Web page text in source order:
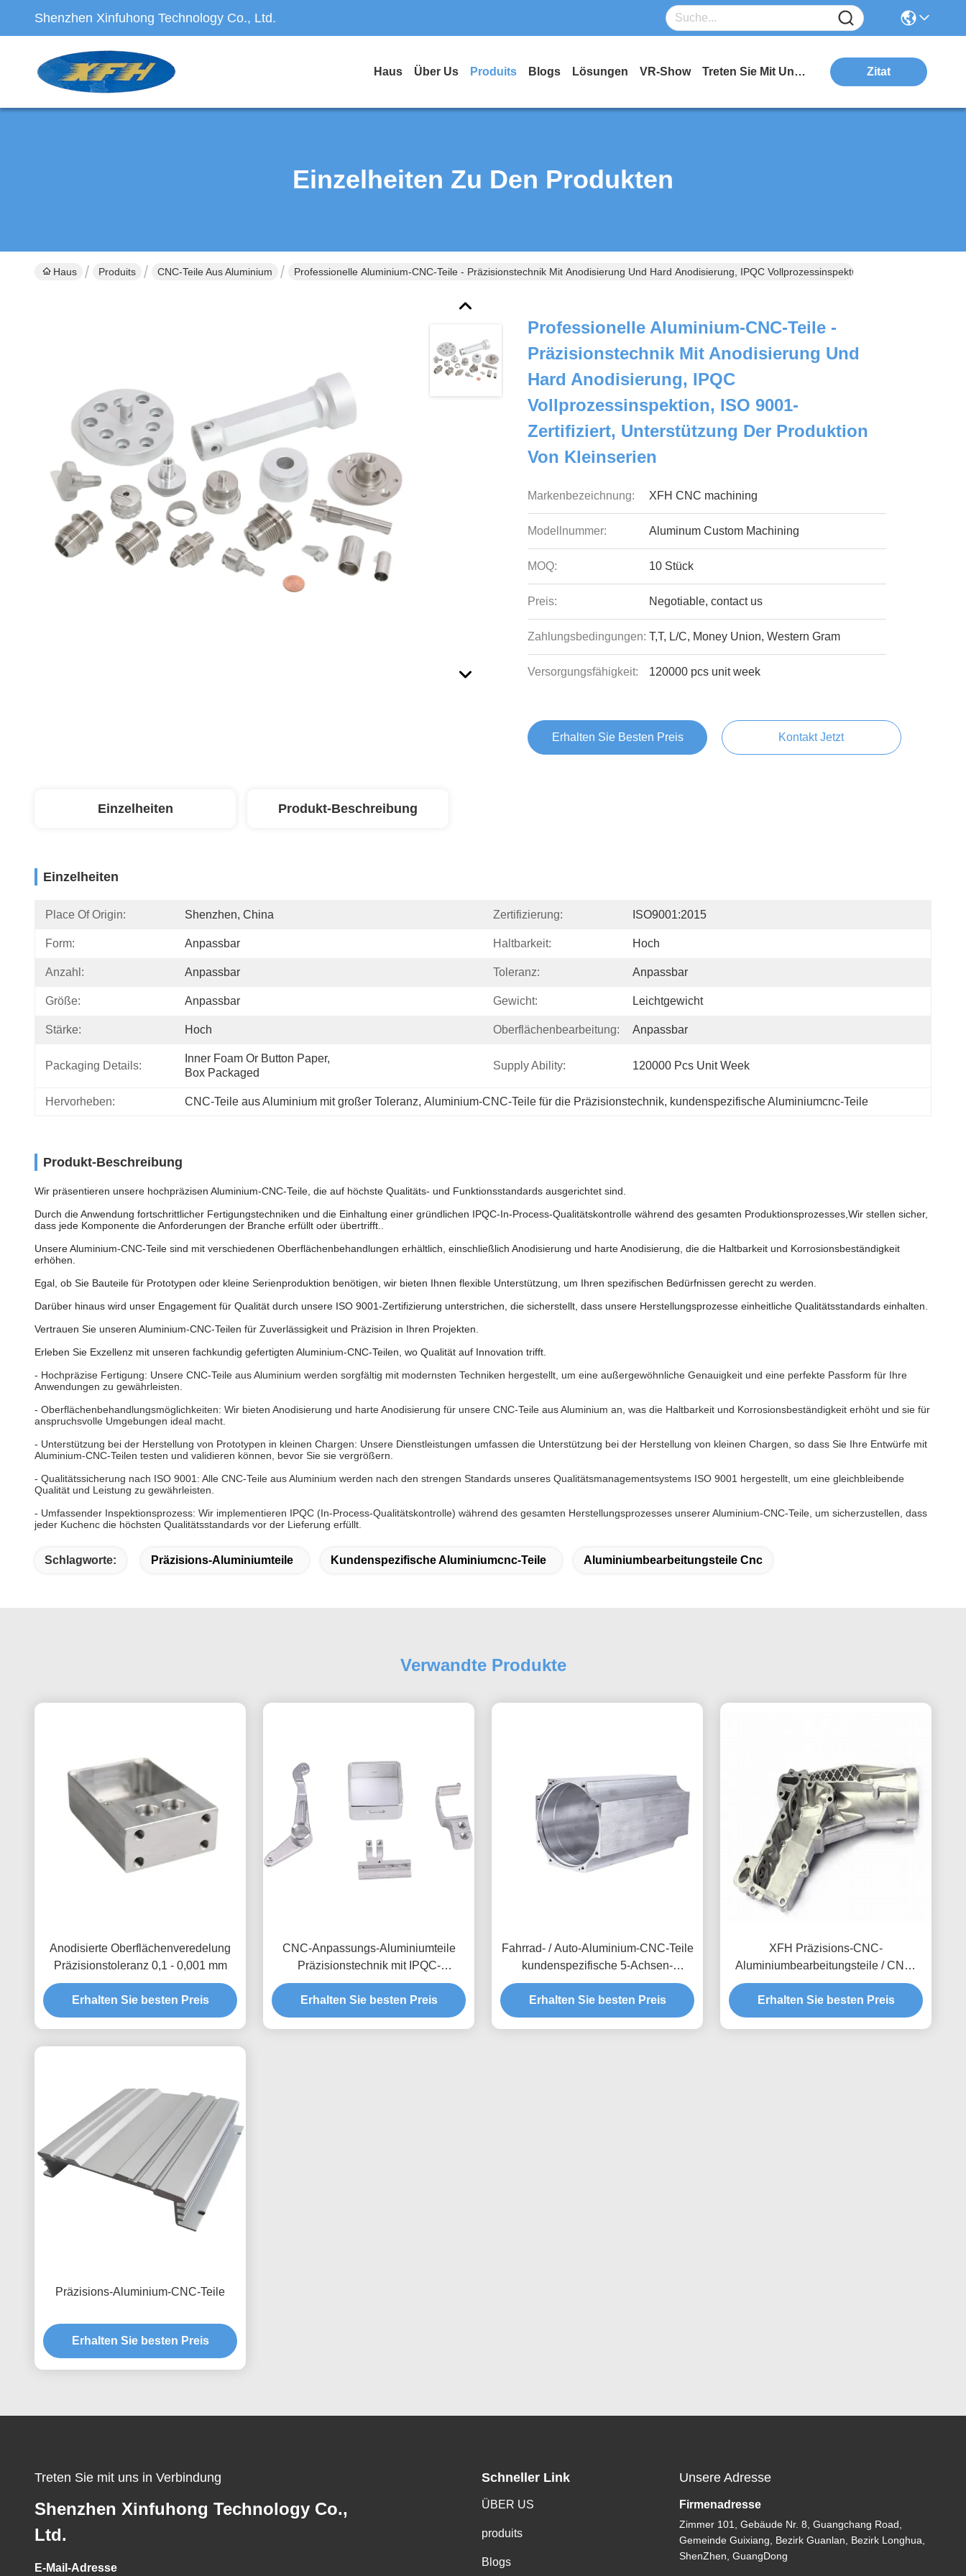
Shenzhen Xinfuhong Technology Co., Ltd.
Haus Über Us Produits Blogs Lösungen VR-Show Treten Sie Mit Uns In Verbindung Zitat
Einzelheiten Zu Den Produkten
Haus Produits CNC-Teile Aus Aluminium Professionelle Aluminium-CNC-Teile - Präzisionstechnik Mit Anodisierung Und Hard Anodisierung, IPQC Vollprozessinspektion, ISO 9001-
Professionelle Aluminium-CNC-Teile -
Präzisionstechnik Mit Anodisierung Und
Hard Anodisierung, IPQC
Vollprozessinspektion, ISO 9001-
Zertifiziert, Unterstützung Der Produktion
Von Kleinserien
Markenbezeichnung: XFH CNC machining
Modellnummer: Aluminum Custom Machining
MOQ: 10 Stück
Preis: Negotiable, contact us
Zahlungsbedingungen: T,T, L/C, Money Union, Western Gram
Versorgungsfähigkeit: 120000 pcs unit week
Erhalten Sie Besten Preis Kontakt Jetzt
Einzelheiten Produkt-Beschreibung
Einzelheiten
Place Of Origin: Shenzhen, China Zertifizierung: ISO9001:2015
Form: Anpassbar Haltbarkeit: Hoch
Anzahl: Anpassbar Toleranz: Anpassbar
Größe: Anpassbar Gewicht: Leichtgewicht
Stärke: Hoch Oberflächenbearbeitung: Anpassbar
Packaging Details:
Inner Foam Or Button Paper,
Box Packaged
Supply Ability: 120000 Pcs Unit Week
Hervorheben: CNC-Teile aus Aluminium mit großer Toleranz, Aluminium-CNC-Teile für die Präzisionstechnik, kundenspezifische Aluminiumcnc-Teile
Produkt-Beschreibung
Wir präsentieren unsere hochpräzisen Aluminium-CNC-Teile, die auf höchste Qualitäts- und Funktionsstandards ausgerichtet sind.
Durch die Anwendung fortschrittlicher Fertigungstechniken und die Einhaltung einer gründlichen IPQC-In-Process-Qualitätskontrolle während des gesamten Produktionsprozesses,Wir stellen sicher,
dass jede Komponente die Anforderungen der Branche erfüllt oder übertrifft..
Unsere Aluminium-CNC-Teile sind mit verschiedenen Oberflächenbehandlungen erhältlich, einschließlich Anodisierung und harte Anodisierung, die die Haltbarkeit und Korrosionsbeständigkeit
erhöhen.
Egal, ob Sie Bauteile für Prototypen oder kleine Serienproduktion benötigen, wir bieten Ihnen flexible Unterstützung, um Ihren spezifischen Bedürfnissen gerecht zu werden.
Darüber hinaus wird unser Engagement für Qualität durch unsere ISO 9001-Zertifizierung unterstrichen, die sicherstellt, dass unsere Herstellungsprozesse einheitliche Qualitätsstandards einhalten.
Vertrauen Sie unseren Aluminium-CNC-Teilen für Zuverlässigkeit und Präzision in Ihren Projekten.
Erleben Sie Exzellenz mit unseren fachkundig gefertigten Aluminium-CNC-Teilen, wo Qualität auf Innovation trifft.
- Hochpräzise Fertigung: Unsere CNC-Teile aus Aluminium werden sorgfältig mit modernsten Techniken hergestellt, um eine außergewöhnliche Genauigkeit und eine perfekte Passform für Ihre
Anwendungen zu gewährleisten.
- Oberflächenbehandlungsmöglichkeiten: Wir bieten Anodisierung und harte Anodisierung für unsere CNC-Teile aus Aluminium an, was die Haltbarkeit und Korrosionsbeständigkeit erhöht und sie für
anspruchsvolle Umgebungen ideal macht.
- Unterstützung bei der Herstellung von Prototypen in kleinen Chargen: Unsere Dienstleistungen umfassen die Unterstützung bei der Herstellung von kleinen Chargen, so dass Sie Ihre Entwürfe mit
Aluminium-CNC-Teilen testen und validieren können, bevor Sie sie vergrößern.
- Qualitätssicherung nach ISO 9001: Alle CNC-Teile aus Aluminium werden nach den strengen Standards unseres Qualitätsmanagementsystems ISO 9001 hergestellt, um eine gleichbleibende
Qualität und Leistung zu gewährleisten.
- Umfassender Inspektionsprozess: Wir implementieren IPQC (In-Process-Qualitätskontrolle) während des gesamten Herstellungsprozesses unserer Aluminium-CNC-Teile, um sicherzustellen, dass
jeder Kuchenc die höchsten Qualitätsstandards vor der Lieferung erfüllt.
Schlagworte: Präzisions-Aluminiumteile Kundenspezifische Aluminiumcnc-Teile Aluminiumbearbeitungsteile Cnc
Verwandte Produkte
Anodisierte Oberflächenveredelung
Präzisionstoleranz 0,1 - 0,001 mm
Erhalten Sie besten Preis
CNC-Anpassungs-Aluminiumteile
Präzisionstechnik mit IPQC-
Inspektion und Unterstützung der
Kleinserienproduktion
Erhalten Sie besten Preis
Fahrrad- / Auto-Aluminium-CNC-Teile
kundenspezifische 5-Achsen-
Bearbeitete Teile
Erhalten Sie besten Preis
XFH Präzisions-CNC-
Aluminiumbearbeitungsteile / CNC-
Dreh-Fräsen-Bohrlösungen
Erhalten Sie besten Preis
Präzisions-Aluminium-CNC-Teile
Erhalten Sie besten Preis
Treten Sie mit uns in Verbindung
Shenzhen Xinfuhong Technology Co.,
Ltd.
E-Mail-Adresse
Schneller Link
ÜBER US
produits
Blogs
Unsere Adresse
Firmenadresse
Zimmer 101, Gebäude Nr. 8, Guangchang Road,
Gemeinde Guixiang, Bezirk Guanlan, Bezirk Longhua,
ShenZhen, GuangDong